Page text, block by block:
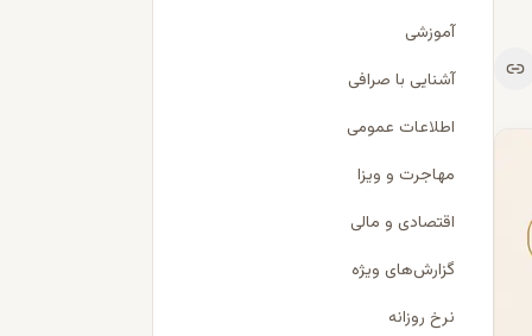
آموزشی
آشنایی با صرافی
اطلاعات عمومی
مهاجرت و ویزا
اقتصادی و مالی
گزارش‌های ویژه
نرخ روزانه